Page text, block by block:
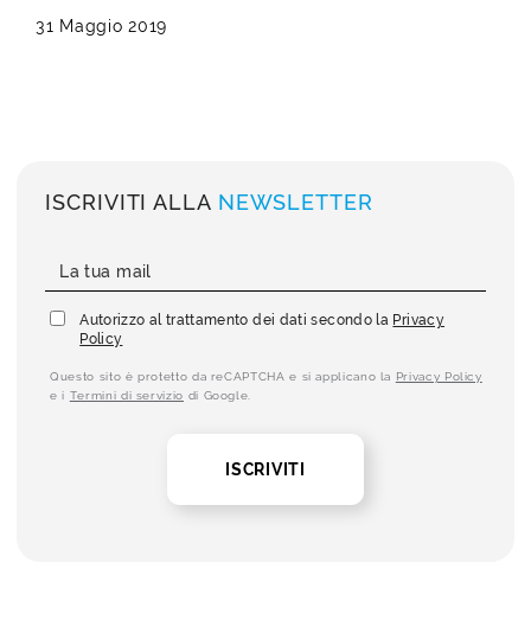
31 Maggio 2019
ISCRIVITI ALLA NEWSLETTER
Autorizzo al trattamento dei dati secondo la Privacy
Policy
Questo sito è protetto da reCAPTCHA e si applicano la Privacy Policy
e i Termini di servizio di Google.
ISCRIVITI